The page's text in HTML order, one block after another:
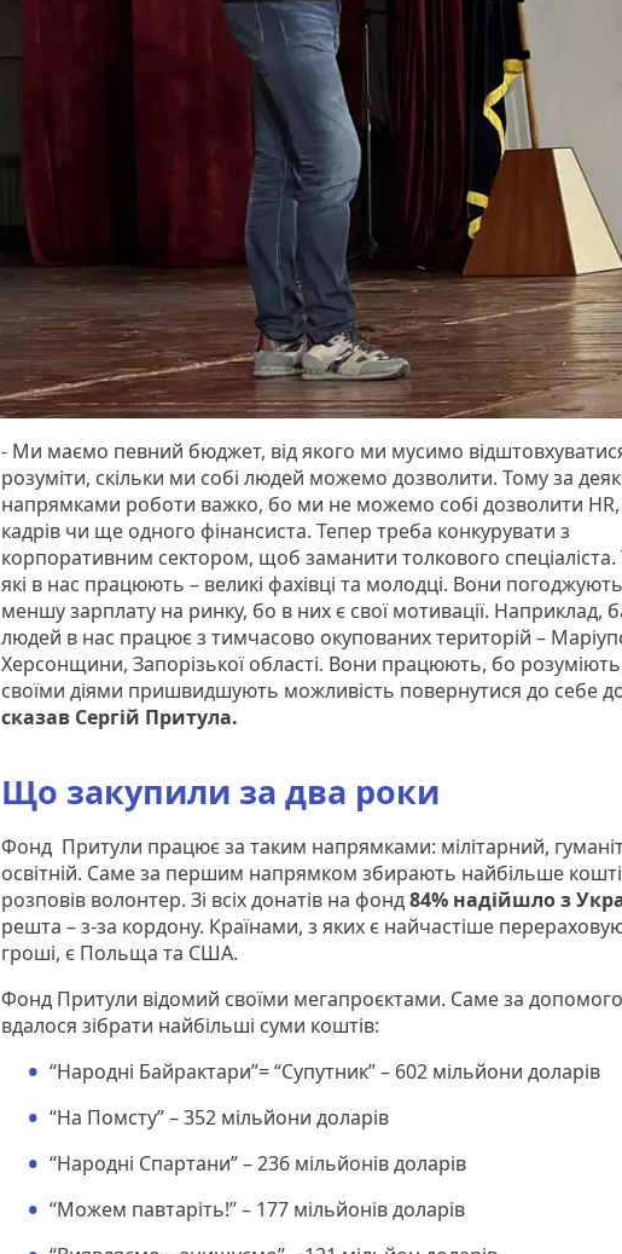
- Ми маємо певний бюджет, від якого ми мусимо
розуміти, скільки ми собі людей можемо дозволити. Тому за
напрямками роботи важко, бо ми не можемо собі дозволити HR,
кадрів чи ще одного фінансиста. Тепер треба конкурувати з
корпоративним сектором, щоб заманити толкового спеціаліста.
які в нас працюють – великі фахівці та молодці. Вони
меншу зарплату на ринку, бо в них є свої мотивації. Наприклад,
людей в нас працює з тимчасово окупованих територій –
Херсонщини, Запорізької області. Вони працюють, бо
своїми діями пришвидшують можливість повернутися до себе
сказав Сергій Притула.
Що закупили за два роки
Фонд Притули працює за таким напрямками: мілітарний,
освітній. Саме за першим напрямком збирають найбільше
розповів волонтер. Зі всіх донатів на фонд84% надійшло з
решта – з-за кордону. Країнами, з яких є найчастіше
гроші, є Польща та США.
Фонд Притули відомий своїми мегапроєктами. Саме за
вдалося зібрати найбільші суми коштів:
“Народні Байрактари”= “Супутник” – 602 мільйони доларів
“На Помсту” – 352 мільйони доларів
“Народні Спартани” – 236 мільйонів доларів
“Можем павтаріть!” – 177 мільйонів доларів